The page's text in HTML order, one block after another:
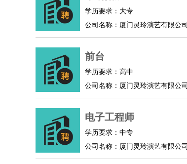
学历要求：大专
公司名称：厦门灵玲演艺有限公司
前台
学历要求：高中
公司名称：厦门灵玲演艺有限公司
电子工程师
学历要求：中专
公司名称：厦门灵玲演艺有限公司